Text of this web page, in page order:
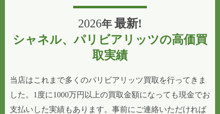
2026年 最新!
シャネル、パリビアリッツの高価買
取実績
当店はこれまで多くのパリビアリッツ買取を行ってきま
した。1度に1000万円以上の買取金額になっても現金でお
支払いした実績もあります。事前にご連絡いただければ